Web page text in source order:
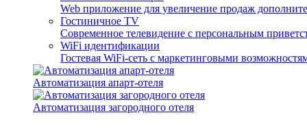
Web приложение для увеличение продаж
Гостиничное TV
Современное телевидение с персональным
WiFi идентификации
Гостевая WiFi-сеть с маркетинговыми
Автоматизация апарт-отеля
Автоматизация загородного отеля